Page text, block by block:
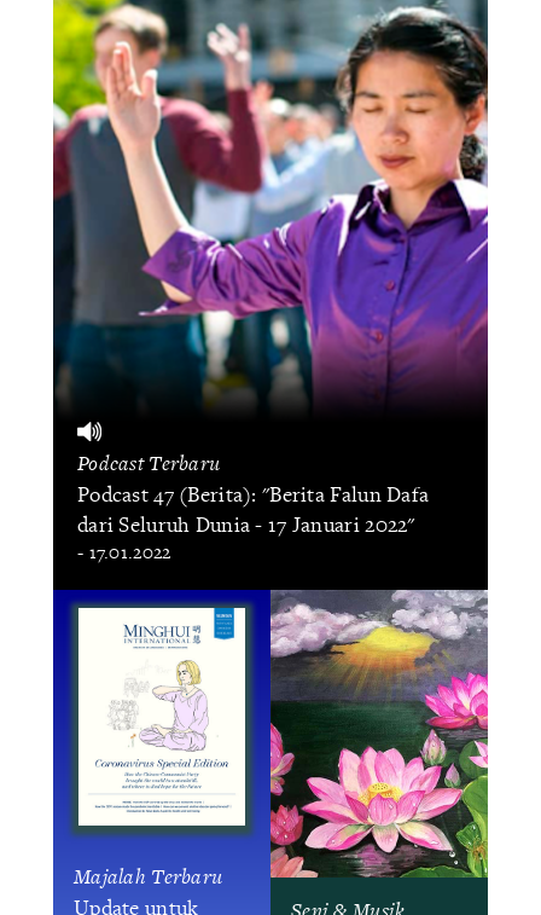
Podcast Terbaru
Podcast 47 (Berita): "Berita Falun Dafa
dari Seluruh Dunia - 17 Januari 2022"
- 17.01.2022
Majalah Terbaru
Update untuk